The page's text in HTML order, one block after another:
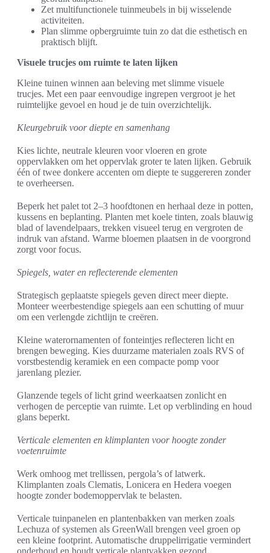
Zet multifunctionele tuinmeubels in bij wisselende
activiteiten.
Plan slimme opbergruimte tuin zo dat die esthetisch en
praktisch blijft.
Visuele trucjes om ruimte te laten lijken
Kleine tuinen winnen aan beleving met slimme visuele
trucjes. Met een paar eenvoudige ingrepen vergroot je het
ruimtelijke gevoel en houd je de tuin overzichtelijk.
Kleurgebruik voor diepte en samenhang
Kies lichte, neutrale kleuren voor vloeren en grote
oppervlakken om het oppervlak groter te laten lijken. Gebruik
één of twee donkere accenten om diepte te suggereren zonder
te overheersen.
Beperk het palet tot 2–3 hoofdtonen en herhaal deze in potten,
kussens en beplanting. Planten met koele tinten, zoals blauwig
blad of lavendelpaars, trekken visueel terug en vergroten de
indruk van afstand. Warme bloemen plaatsen in de voorgrond
zorgt voor focus.
Spiegels, water en reflecterende elementen
Strategisch geplaatste spiegels geven direct meer diepte.
Monteer weerbestendige spiegels aan een schutting of muur
om een verlengde zichtlijn te creëren.
Kleine waterornamenten of fonteintjes reflecteren licht en
brengen beweging. Kies duurzame materialen zoals RVS of
vorstbestendig keramiek en een compacte pomp voor
jarenlang plezier.
Glanzende tegels of licht grind weerkaatsen zonlicht en
verhogen de perceptie van ruimte. Let op verblinding en houd
glans beperkt.
Verticale elementen en klimplanten voor hoogte zonder
voetenruimte
Werk omhoog met trellissen, pergola’s of latwerk.
Klimplanten zoals Clematis, Lonicera en Hedera voegen
hoogte zonder bodemoppervlak te belasten.
Verticale tuinpanelen en plantenbakken van merken zoals
Lechuza of systemen als GreenWall brengen veel groen op
een kleine footprint. Automatische druppelirrigatie vermindert